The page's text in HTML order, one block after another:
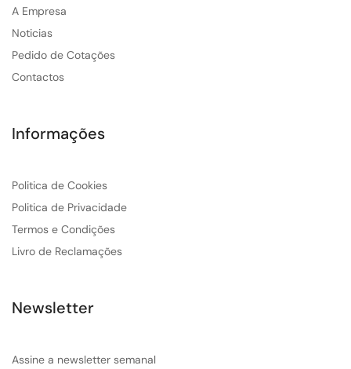
A Empresa
Noticias
Pedido de Cotações
Contactos
Informações
Politica de Cookies
Politica de Privacidade
Termos e Condições
Livro de Reclamações
Newsletter
Assine a newsletter semanal